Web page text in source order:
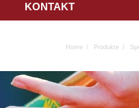
KONTAKT
Home Produkte